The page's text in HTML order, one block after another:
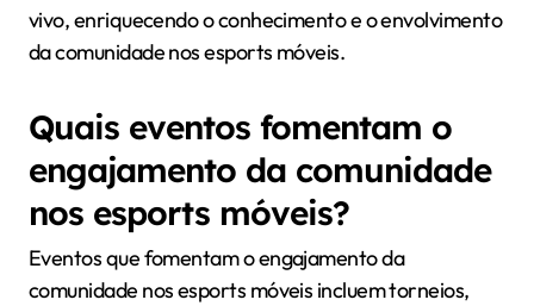
vivo, enriquecendo o conhecimento e o envolvimento
da comunidade nos esports móveis.
Quais eventos fomentam o
engajamento da comunidade
nos esports móveis?
Eventos que fomentam o engajamento da
comunidade nos esports móveis incluem torneios,